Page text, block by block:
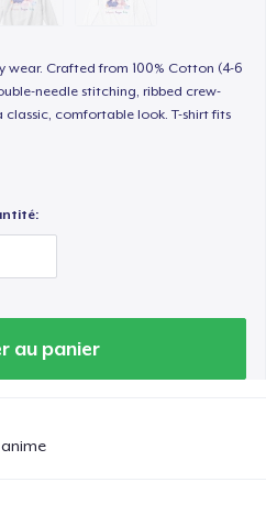
wear. Crafted from 100% Cotton (4-6
needle stitching, ribbed crew-
comfortable look. T-shirt fits
au panier